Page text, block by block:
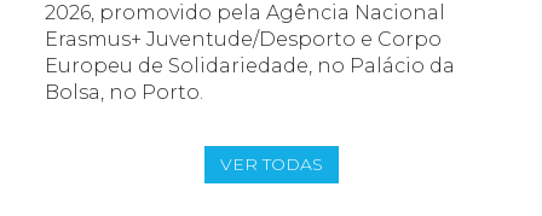
2026, promovido pela Agência Nacional
Erasmus+ Juventude/Desporto e Corpo
Europeu de Solidariedade, no Palácio da
Bolsa, no Porto.
VER TODAS